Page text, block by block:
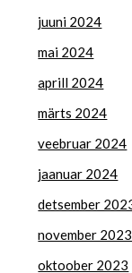
juuni 2024
mai 2024
aprill 2024
märts 2024
veebruar 2024
jaanuar 2024
detsember
november 2023
oktoober 2023